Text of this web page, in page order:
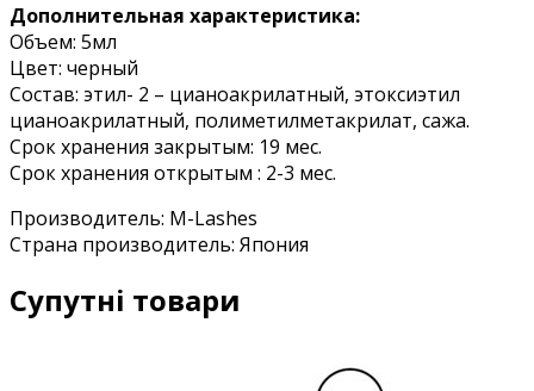
Дополнительная характеристика:
Объем: 5мл
Цвет: черный
Состав: этил- 2 – цианоакрилатный, этоксиэтил
цианоакрилатный, полиметилметакрилат, сажа.
Срок хранения закрытым: 19 мес.
Срок хранения открытым : 2-3 мес.
Производитель: M-Lashes
Страна производитель: Япония
Супутні товари